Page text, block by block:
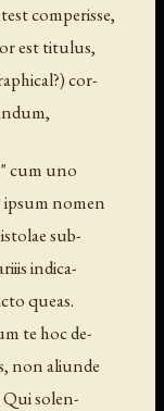
comperisse,
est titulus,
cor-
cum uno
nomen
sub-
indica-
queas.
te hoc de-
non aliunde
solen-